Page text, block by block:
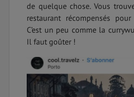
de quelque chose. Vous
restaurant récompensés
C’est un peu comme la
Il faut goûter !